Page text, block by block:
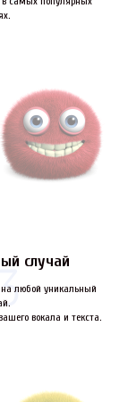
случай
любой уникальный
вокала и текста.